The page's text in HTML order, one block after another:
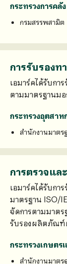
กระทรวงการคลัง
กรมสรรพสามิต
การรับรองท
เอมาร์คได้รับก
ตามมาตรฐานม
กระทรวงอุตสา
สำนักงานมาต
การตรวจแล
เอมาร์คได้รับกา
มาตรฐาน ISO/
จัดการตามมาตร
รับรองผลิตภัณฑ์
กระทรวงเกษต
สำนักงานมาตร